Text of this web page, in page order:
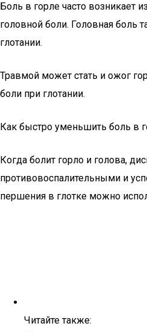
Боль в горле часто возникает
головной боли. Головная боль
глотании.
Травмой может стать и ожог
боли при глотании.
Как быстро уменьшить боль в
Когда болит горло и голова,
противовоспалительными и
першения в глотке можно
Читайте также: